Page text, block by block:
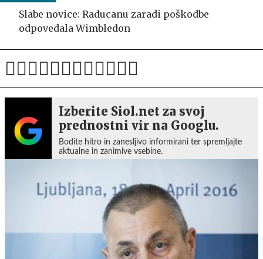
Slabe novice: Raducanu zaradi poškodbe
odpovedala Wimbledon
Izberite Siol.net za svoj
prednostni vir na Googlu.
Bodite hitro in zanesljivo informirani ter spremljajte
aktualne in zanimive vsebine.